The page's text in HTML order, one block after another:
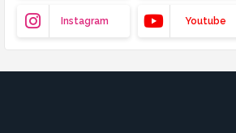
Instagram Youtube